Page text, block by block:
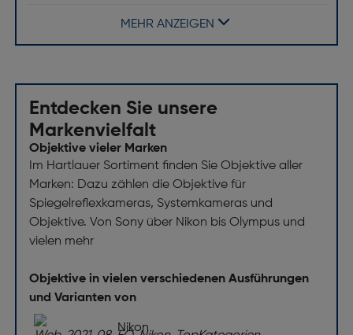
Bildsensor Format: Vollformat
Minimale Blendenzahl: 16
Blendenlamellen: 9
Naheinstellgrenze [m]: 0,875
Maximale Blendenzahl: 1,8
Bildstabilisator: Nein
Feste Brennweite [mm]: 135
Zoom-Fähigkeit: Nein
Komponente für: Spiegelreflexkamera
Innenfokussierung (IF): Nein
MEHR ANZEIGEN
Entdecken Sie unsere
Markenvielfalt
Objektive vieler Marken
Im Hartlauer Sortiment finden Sie Objektive aller
Marken: Dazu zählen die Objektive für
Spiegelreflexkameras, Systemkameras und
Objektive. Von Sony über Nikon bis Olympus und
vielen mehr
Objektive in vielen verschiedenen Ausführungen
und Varianten von
Nikon